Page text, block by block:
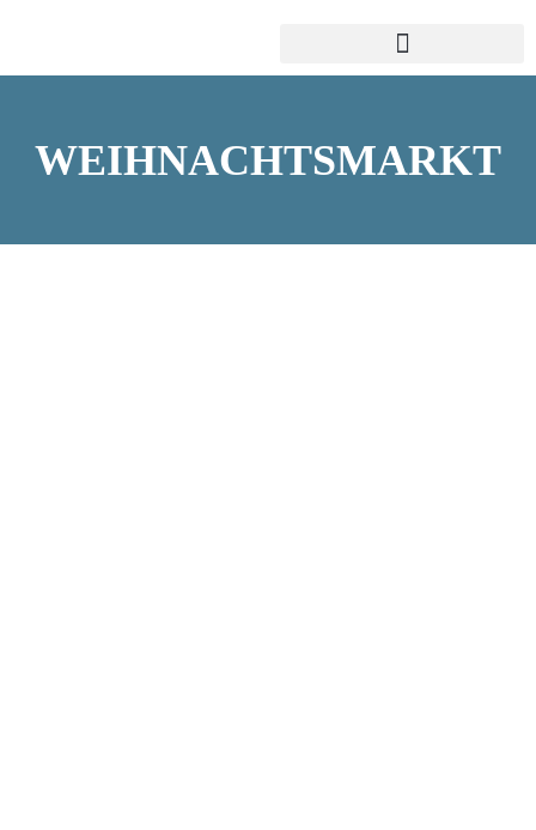
WEIHNACHTSMARKT